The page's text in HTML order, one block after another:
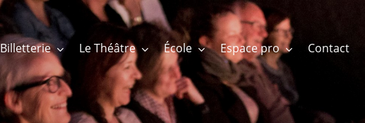
Billetterie Le Théâtre École Espace pro Contact